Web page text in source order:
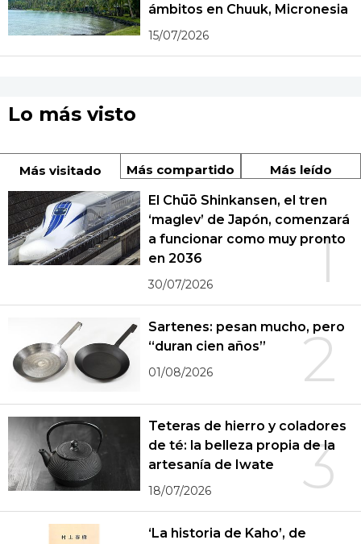
ámbitos en Chuuk, Micronesia
15/07/2026
Lo más visto
Más visitado Más compartido Más leído
1
El Chūō Shinkansen, el tren
‘maglev’ de Japón, comenzará
a funcionar como muy pronto
en 2036
30/07/2026
2
Sartenes: pesan mucho, pero
“duran cien años”
01/08/2026
3
Teteras de hierro y coladores
de té: la belleza propia de la
artesanía de Iwate
18/07/2026
‘La historia de Kaho’, de